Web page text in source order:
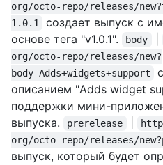
org/octo-repo/releases/
1.0.1
создает выпуск с
основе тега "v1.0.1".
body
org/octo-repo/releases/new?
body=Adds+widgets+support
описанием "Adds widget
поддержки мини-
выпуска.
prerelease
org/octo-repo/releases/
выпуск, который будет